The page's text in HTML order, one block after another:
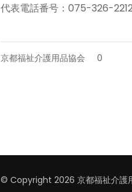
代表電話番号：075-326-
京都福祉介護用品協会 0
© Copyright 2026 京都福祉介護